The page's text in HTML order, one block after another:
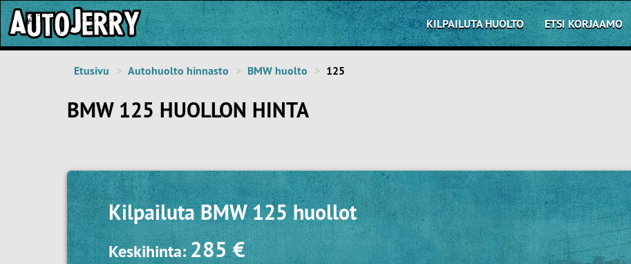
KILPAILUTA HUOLTO ETSI KORJAAMO
Etusivu Autohuolto hinnasto BMW huolto 125
BMW 125 HUOLLON HINTA
KilpailutaBMW 125 huollot
Keskihinta:285 €